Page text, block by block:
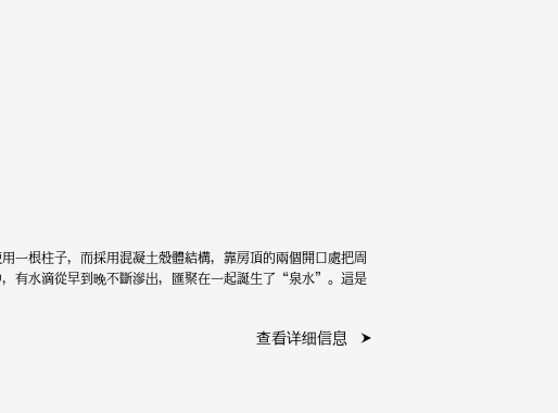
一根柱子，而採用混凝土殼體結構，靠房頂的兩個開口處把周
有水滴從早到晚不斷滲出，匯聚在一起誕生了“泉水”。這是
查看详细信息